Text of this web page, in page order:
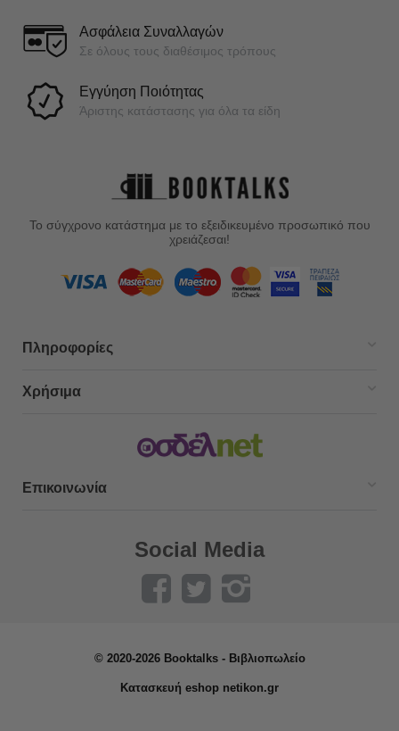
Ασφάλεια Συναλλαγών
Σε όλους τους διαθέσιμος τρόπους
Εγγύηση Ποιότητας
Άριστης κατάστασης για όλα τα είδη
Το σύγχρονο κατάστημα με το εξειδικευμένο προσωπικό που
χρειάζεσαι!
Πληροφορίες
Χρήσιμα
Επικοινωνία
Social Media
© 2020-2026 Booktalks - Βιβλιοπωλείο
Κατασκευή eshop netikon.gr